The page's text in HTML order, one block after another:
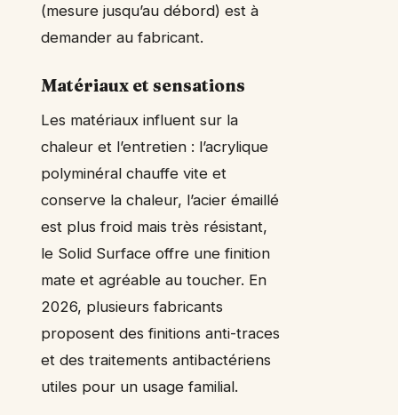
(mesure jusqu’au débord) est à
demander au fabricant.
Matériaux et sensations
Les matériaux influent sur la
chaleur et l’entretien : l’acrylique
polyminéral chauffe vite et
conserve la chaleur, l’acier émaillé
est plus froid mais très résistant,
le Solid Surface offre une finition
mate et agréable au toucher. En
2026, plusieurs fabricants
proposent des finitions anti-traces
et des traitements antibactériens
utiles pour un usage familial.